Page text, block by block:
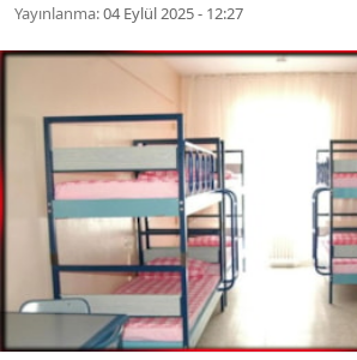
Yayınlanma:04 Eylül 2025 - 12:27